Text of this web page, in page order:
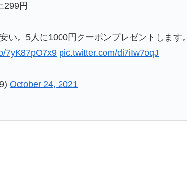
299円
い。5人に1000円クーポンプレゼントします。
7yK87pO7x9 pic.twitter.com/di7iIw7oqJ
October 24, 2021